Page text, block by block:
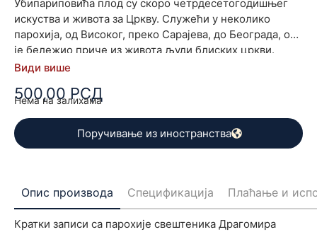
Убипариповића плод су скоро четрдесетогодишњег
искуства и живота за Цркву. Служећи у неколико
парохија, од Високог, преко Сарајева, до Београда, он
је бележио приче из живота људи блиских цркви.
Приче су подељене у осам засебних области: од
плакати и слатко се смејати, јер веће приче од живота
Види више
500,00 РСД
Нема на залихама
Поручивање из иностранства
Опис производа Спецификација Плаћање и
Кратки записи са парохије свештеника Драгомира